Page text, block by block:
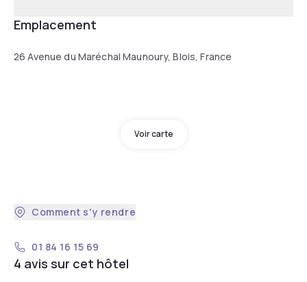
Emplacement
26 Avenue du Maréchal Maunoury, Blois, France
Voir carte
Comment s'y rendre
01 84 16 15 69
4 avis sur cet hôtel